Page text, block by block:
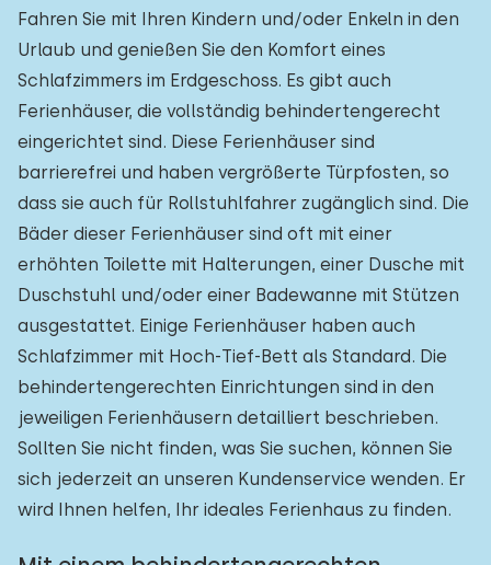
Fahren Sie mit Ihren Kindern und/oder Enkeln in den
Urlaub und genießen Sie den Komfort eines
Schlafzimmers im Erdgeschoss. Es gibt auch
Ferienhäuser, die vollständig behindertengerecht
eingerichtet sind. Diese Ferienhäuser sind
barrierefrei und haben vergrößerte Türpfosten, so
dass sie auch für Rollstuhlfahrer zugänglich sind. Die
Bäder dieser Ferienhäuser sind oft mit einer
erhöhten Toilette mit Halterungen, einer Dusche mit
Duschstuhl und/oder einer Badewanne mit Stützen
ausgestattet. Einige Ferienhäuser haben auch
Schlafzimmer mit Hoch-Tief-Bett als Standard. Die
behindertengerechten Einrichtungen sind in den
jeweiligen Ferienhäusern detailliert beschrieben.
Sollten Sie nicht finden, was Sie suchen, können Sie
sich jederzeit an unseren Kundenservice wenden. Er
wird Ihnen helfen, Ihr ideales Ferienhaus zu finden.